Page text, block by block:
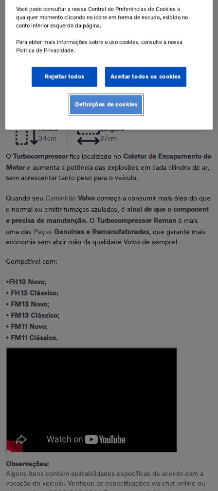
concessionária.
Tranquilidade e Confiança
junto à concessionária. A instalação
de peças incorretas pode resultar na
O Turbocompressorfica localizado no Coletor de Escapamento do
Motore aumenta a potência das explosões em cada cilindro de ar,
sem acrescentar tanto peso para o veículo.
Quando seu Caminhão Volvo começa a consumir mais óleo do que
o normal ou emitir fumaças azuladas, é sinal de que o component
e precisa de manutenção. O Turbocompressor Reman é mais
uma das Peças Genuínas e Remanufaturadas, que garante mais
economia sem abrir mão da qualidade Volvo de sempre!
Compatível com:
•FH13 Novo;
• FH13 Clássico;
• FM13 Novo;
• FM13 Clássico;
• FM11 Novo;
• FM11 Clássico.
Altura
34cm
Largura
37cm
Observações:
Alguns itens contém aplicabilidades específicas de acordo com a
vocação do veículo. Verifique as especificações via chat online ou
Você pode consultar a nossa Central de Preferências de Cookies a
qualquer momento clicando no ícone em forma de escudo, exibido no
canto inferior esquerdo da página.
Para obter mais informações sobre o uso cookies, consulte a nossa
Política de Privacidade.
Rejeitar todos Aceitar todos os cookies
Definições de cookies